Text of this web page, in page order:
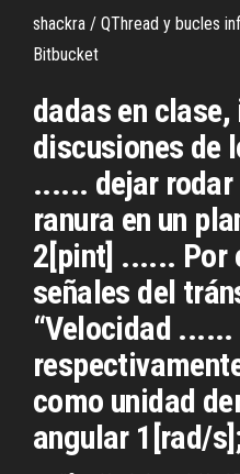
shackra / QThread y bucles
Bitbucket
dadas en
discusiones de
...... dejar rodar
ranura en un
2[pint] ...... Por
señales del
“Velocidad ......
como unidad
angular 1[rad/